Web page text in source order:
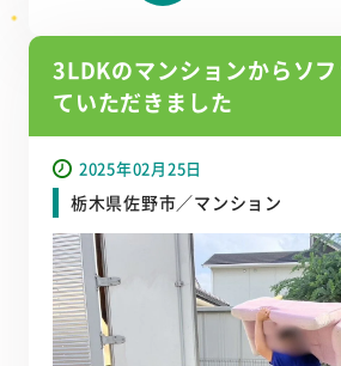
3LDKのマンションからソ
ていただきました
2025年02月25日
栃木県佐野市／マンション